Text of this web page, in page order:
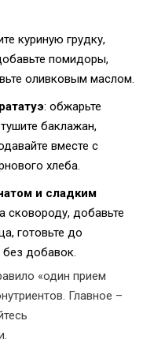
куриную грудку,
помидоры,
оливковым маслом.
: обжарьте
баклажан,
вместе с
хлеба.
и сладким
сковороду, добавьте
готовьте до
без добавок.
«один прием
Главное –